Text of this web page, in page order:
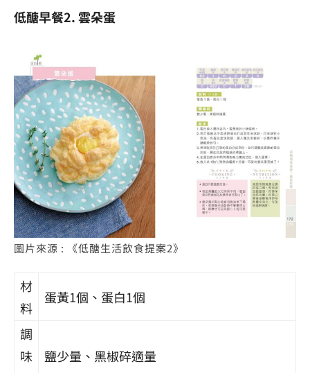
低醣早餐2. 雲朵蛋
圖片來源 : 《低醣生活飲食提案2》
材
料
蛋黃1個、蛋白1個
調
味
鹽少量、黑椒碎適量